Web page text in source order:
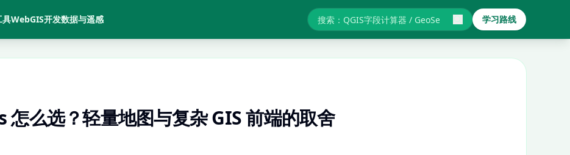
具WebGIS开发数据与遥感 搜索GIS教程与报错 学习路线
么选？轻量地图与复杂 GIS 前端的取舍